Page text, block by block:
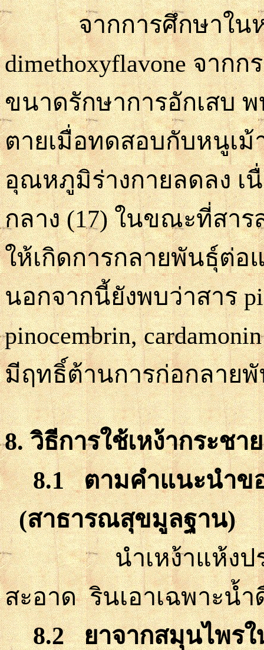
จากการศึกษาในห
dimethoxyflavoneจากก
ขนาดรักษาการอักเสบพ
ตายเมื่อทดสอบกับหนูเม้
อุณหภูมิร่างกายลดลง เ
กลาง(17)ในขณะที่สาร
ให้เกิดการกลายพันธุ์ต่อ
นอกจากนี้ยังพบว่าสาร
pinocembrin,
มีฤทธิ์ต้านการก่อกลายพั
8.วิธีการใช้เหง้ากระช
8.1 ตามคำแนะนำข
(สาธารณสุขมูลฐาน)
นำเหง้าแห้ง
สะอาด รินเอาเฉพาะน้
8.2ยาจากสมุนไพร